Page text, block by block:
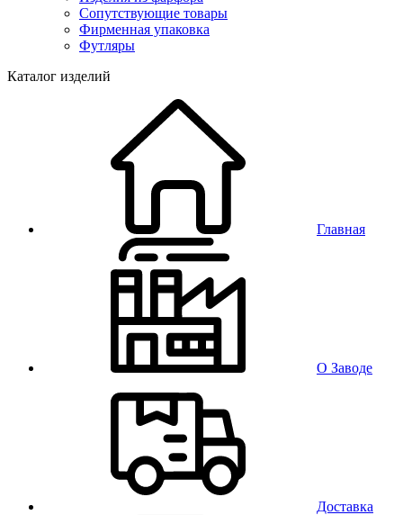
Сопутствующие товары
Фирменная упаковка
Футляры
Каталог изделий
Главная
О Заводе
Доставка